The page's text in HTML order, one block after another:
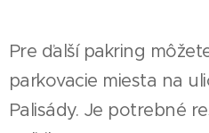
Pre ďalší pakring
parkovacie miesta na
Palisády. Je potrebné